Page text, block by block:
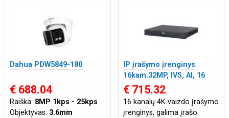
Dahua PDW5849-180
€ 688.04
Raiška: 8MP 1kps - 25kps
Objektyvas: 3.6mm
IP įrašymo įrenginys
16kam.32MP, IVS, AI, 16
PoE, 448Mbps, H.265+,
veido atpažinimo funkcija
€ 715.32
16 kanalų 4K vaizdo įrašymo
įrenginys, galima įrašo